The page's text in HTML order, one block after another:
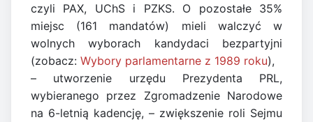
czyli PAX, UChS i PZKS. O pozostałe 35%
miejsc (161 mandatów) mieli walczyć w
wolnych wyborach kandydaci bezpartyjni
(zobacz: Wybory parlamentarne z 1989 roku),
– utworzenie urzędu Prezydenta PRL,
wybieranego przez Zgromadzenie Narodowe
na 6-letnią kadencję, – zwiększenie roli Sejmu